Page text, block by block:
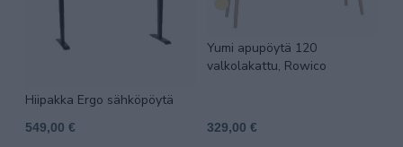
Hiipakka Ergo sähköpöytä
549,00 €
Yumi apupöytä 120
valkolakattu, Rowico
329,00 €